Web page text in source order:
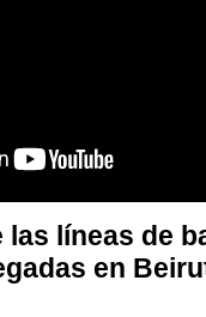
las líneas de
en Beirut